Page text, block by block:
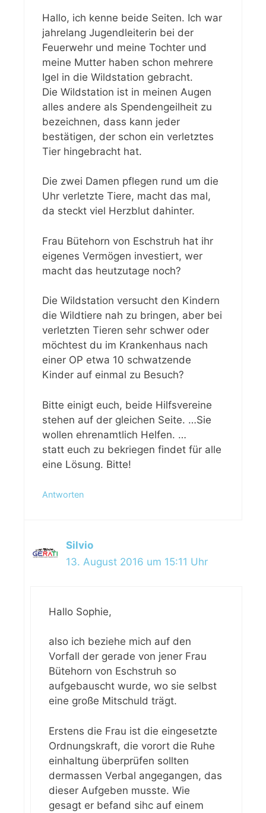
Hallo, ich kenne beide Seiten. Ich war
jahrelang Jugendleiterin bei der
Feuerwehr und meine Tochter und
meine Mutter haben schon mehrere
Igel in die Wildstation gebracht.
Die Wildstation ist in meinen Augen
alles andere als Spendengeilheit zu
bezeichnen, dass kann jeder
bestätigen, der schon ein verletztes
Tier hingebracht hat.
Die zwei Damen pflegen rund um die
Uhr verletzte Tiere, macht das mal,
da steckt viel Herzblut dahinter.
Frau Bütehorn von Eschstruh hat ihr
eigenes Vermögen investiert, wer
macht das heutzutage noch?
Die Wildstation versucht den Kindern
die Wildtiere nah zu bringen, aber bei
verletzten Tieren sehr schwer oder
möchtest du im Krankenhaus nach
einer OP etwa 10 schwatzende
Kinder auf einmal zu Besuch?
Bitte einigt euch, beide Hilfsvereine
stehen auf der gleichen Seite. …Sie
wollen ehrenamtlich Helfen. …
statt euch zu bekriegen findet für alle
eine Lösung. Bitte!
Antworten
Silvio
13. August 2016 um 15:11 Uhr
Hallo Sophie,
also ich beziehe mich auf den
Vorfall der gerade von jener Frau
Bütehorn von Eschstruh so
aufgebauscht wurde, wo sie selbst
eine große Mitschuld trägt.
Erstens die Frau ist die eingesetzte
Ordnungskraft, die vorort die Ruhe
einhaltung überprüfen sollten
dermassen Verbal angegangen, das
dieser Aufgeben musste. Wie
gesagt er befand sihc auf einem